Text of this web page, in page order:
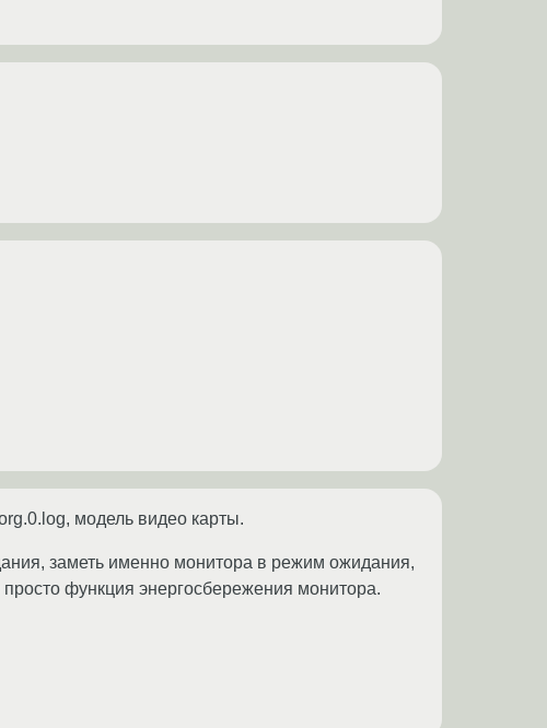
модель видео карты.
заметь именно монитора в режим ожидания,
функция энергосбережения монитора.